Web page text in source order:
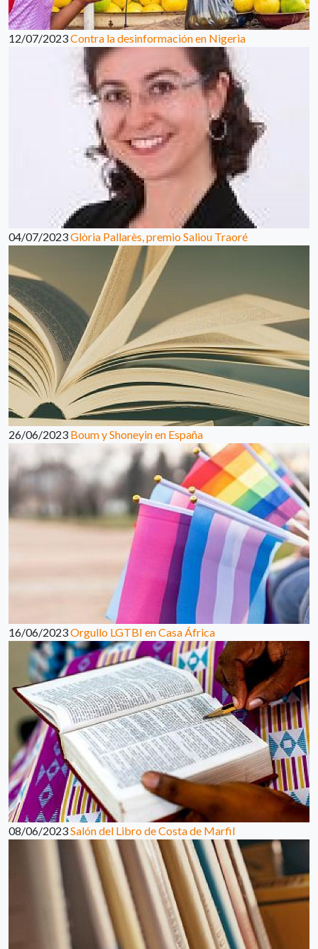
12/07/2023Contra la desinformación en Nigeria
04/07/2023Glòria Pallarès, premio Saliou Traoré
26/06/2023 Boum y Shoneyin en España
16/06/2023Orgullo LGTBI en Casa África
08/06/2023Salón del Libro de Costa de Marfil